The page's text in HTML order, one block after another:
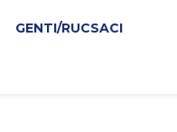
GENTI/RUCSACI